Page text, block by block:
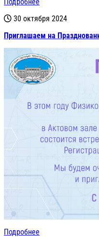
30 октября 2024
Приглашаем на
Подробнее